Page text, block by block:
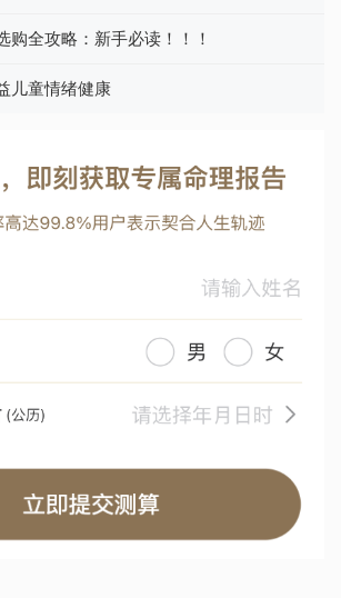
购全攻略：新手必读！！！
儿童情绪健康